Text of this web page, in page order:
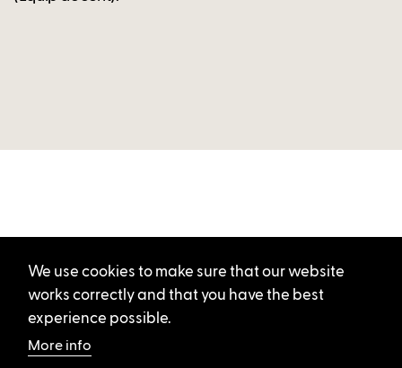
We use cookies to make sure that our website
works correctly and that you have the best
experience possible.
More info